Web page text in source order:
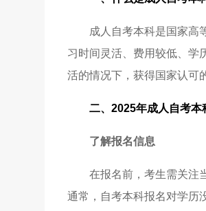
成人自考本科是国家高
习时间灵活、费用较低、学
活的情况下，获得国家认可
二、 2025年成人自考本
了解报名信息
在报名前，考生需关注
通常，自考本科报名对学历